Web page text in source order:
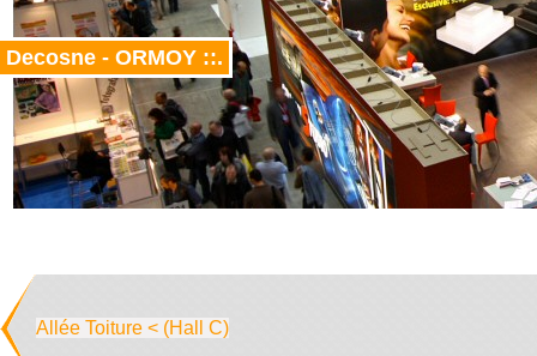
Decosne - ORMOY ::.
Allée Toiture < (Hall C)